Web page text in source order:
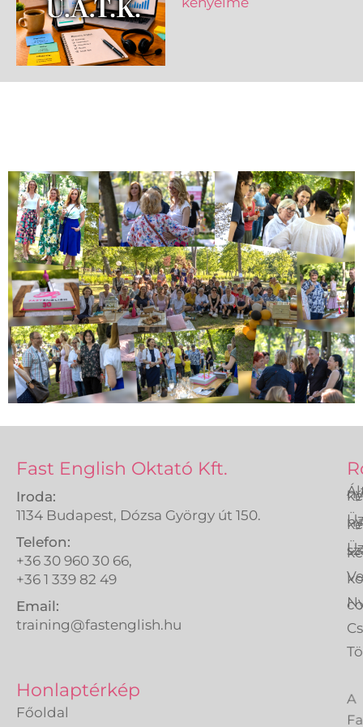
Fast English Oktató Kft.
Iroda:
1134 Budapest, Dózsa György út 150.
Telefon:
+36 30 960 30 66,
+36 1 339 82 49
Email:
training@fastenglish.hu
Honlaptérkép
Főoldal